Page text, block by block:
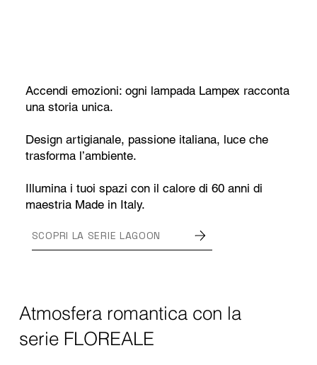
Accendi emozioni: ogni lampada Lampex racconta
una storia unica.
Design artigianale, passione italiana, luce che
trasforma l’ambiente.
Illumina i tuoi spazi con il calore di 60 anni di
maestria Made in Italy.
SCOPRI LA SERIE LAGOON
Atmosfera romantica con la
serie FLOREALE